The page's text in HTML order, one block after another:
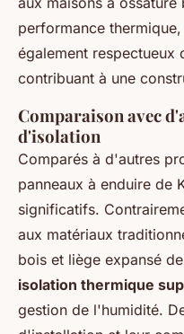
performance
également respectueux
contribuant à une
Comparaison avec
d'isolation
Comparés à d'autres
panneaux à enduire de
significatifs.
aux matériaux
bois et liège expansé
isolation thermique
gestion de l'humidité.